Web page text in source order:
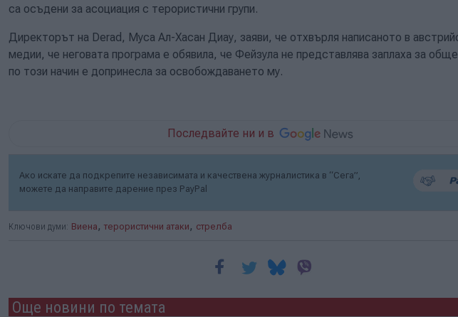
са осъдени за асоциация с терористични групи.
Директорът на Derad, Муса Ал-Хасан Диау, заяви, че отхвърля написаното в
медии, че неговата програма е обявила, че Фейзула не представлява заплаха за
по този начин е допринесла за освобождаването му.
Последвайте ни и в
Ако искате да подкрепите независимата и качествена журналистика в “Сега”,
можете да направите дарение през PayPal
Ключови думи: Виена , терористични атаки , стрелба
Още новини по темата